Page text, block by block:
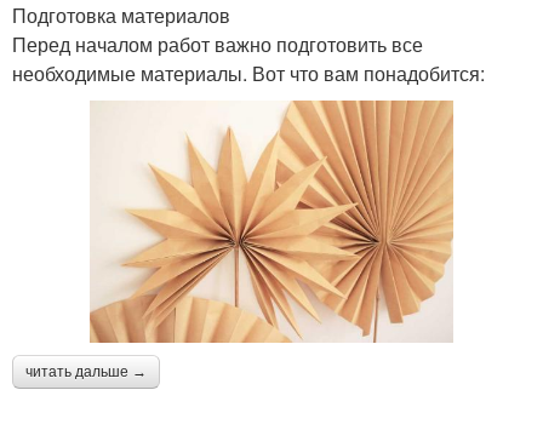
Подготовка материалов
Перед началом работ важно подготовить все
необходимые материалы. Вот что вам понадобится:
читать дальше →